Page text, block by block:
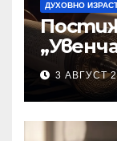
ДУХОВНО
3 АВГУСТ